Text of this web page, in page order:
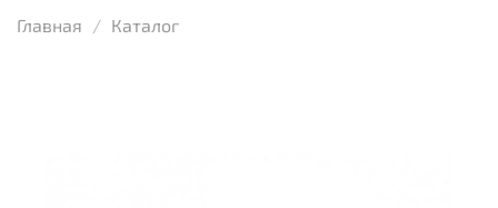
Главная Каталог